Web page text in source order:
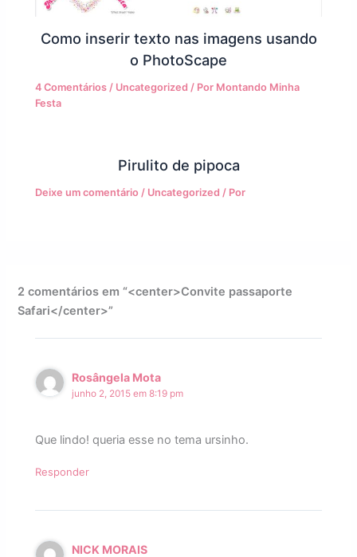
Como inserir texto nas imagens usando
o PhotoScape
4 Comentários / Uncategorized / Por Montando Minha
Festa
Pirulito de pipoca
Deixe um comentário / Uncategorized / Por
2 comentários em “<center>Convite passaporte
Safari</center>”
Rosângela Mota
junho 2, 2015 em 8:19 pm
Que lindo! queria esse no tema ursinho.
Responder
NICK MORAIS